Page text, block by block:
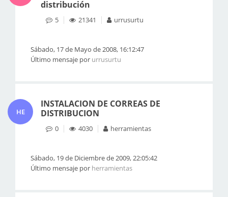
distribución
5 21341 urrusurtu
Sábado, 17 de Mayo de 2008, 16:12:47
Último mensaje por urrusurtu
HE
INSTALACION DE CORREAS DE
DISTRIBUCION
0 4030 herramientas
Sábado, 19 de Diciembre de 2009, 22:05:42
Último mensaje por herramientas